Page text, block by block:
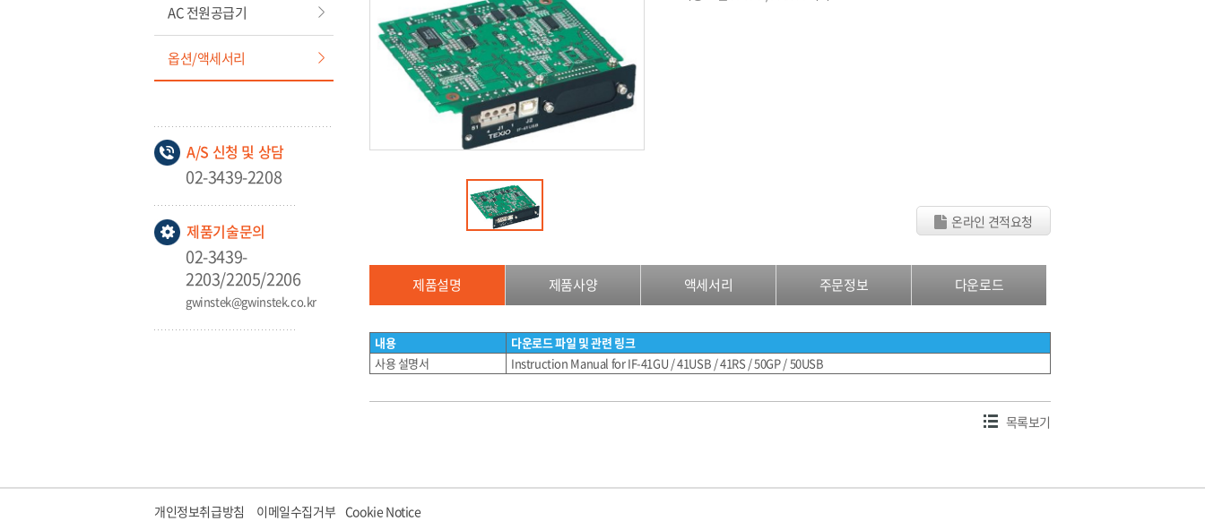
AC 전원공급기
옵션/액세서리
A/S 신청 및 상담
02-3439-2208
제품기술문의
02-3439-
2203/2205/2206
gwinstek@gwinstek.co.kr
온라인 견적요청
제품설명 제품사양 액세서리 주문정보 다운로드
내용
다운로드 파일 및 관련 링크
사용 설명서
Instruction Manual for IF-41GU / 41USB / 41RS / 50GP / 50USB
목록보기
개인정보취급방침 이메일수집거부 Cookie Notice